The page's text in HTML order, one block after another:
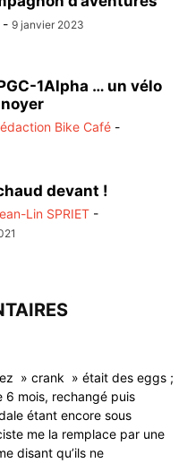
- 9 janvier 2023
1Alpha … un vélo
Bike Café -
devant !
Lin SPRIET -
» crank » était des eggs ;
6 mois, rechangé puis
étant encore sous
me la remplace par une
disant qu’ils ne